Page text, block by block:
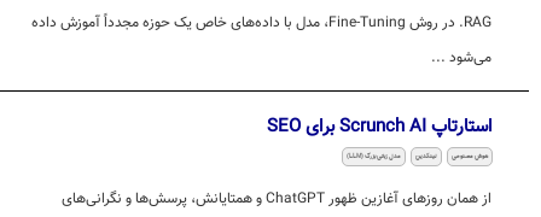
RAG. در روش Fine-Tuning، مدل با داده‌های خاص یک حوزه مجدداً آموزش داده
می‌شود ...
استارتاپ Scrunch AI برای SEO
هوش مصنوعی لینکدین مدل زبانی بزرگ (LLM)
از همان روزهای آغازین ظهور ChatGPT و همتایانش، پرسش‌ها و نگرانی‌های